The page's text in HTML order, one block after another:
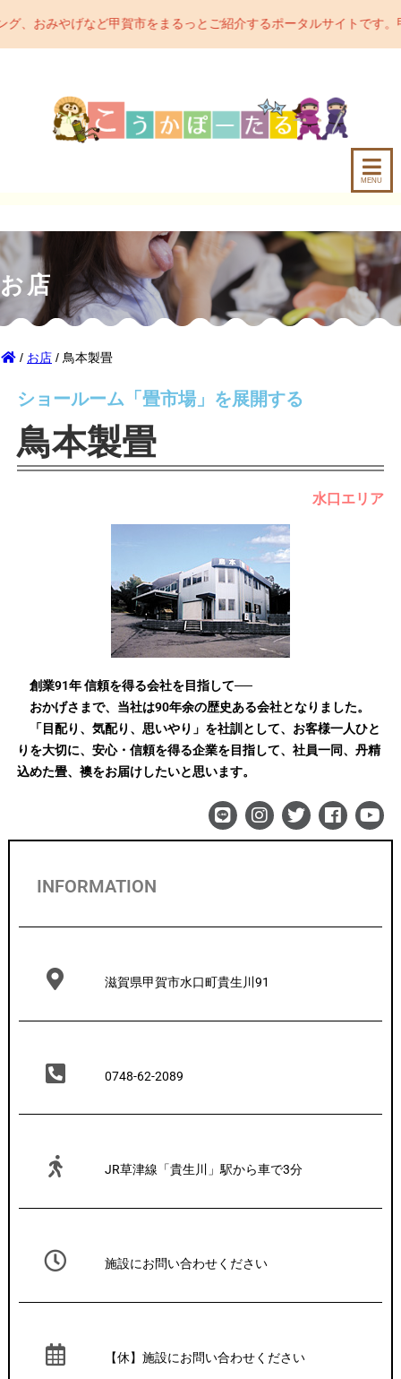
をまるっとご紹介するポータルサイトです。甲賀市の魅力を
MENU
お店
/ お店 / 鳥本製畳
ショールーム「畳市場」を展開する
鳥本製畳
水口エリア
創業91年 信頼を得る会社を目指して──
おかげさまで、当社は90年余の歴史ある会社となりました。
「目配り、気配り、思いやり」を社訓として、お客様一人ひと
りを大切に、安心・信頼を得る企業を目指して、社員一同、丹精
込めた畳、襖をお届けしたいと思います。
INFORMATION
滋賀県甲賀市水口町貴生川91
0748-62-2089
JR草津線「貴生川」駅から車で3分
施設にお問い合わせください
【休】施設にお問い合わせください